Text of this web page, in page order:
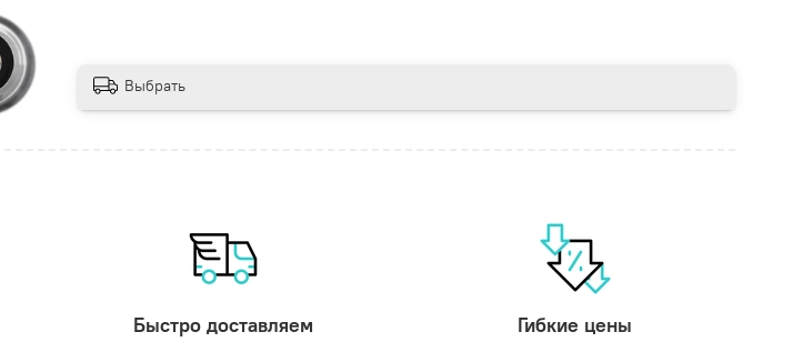
Выбрать
Быстро доставляем
Гибкие цены